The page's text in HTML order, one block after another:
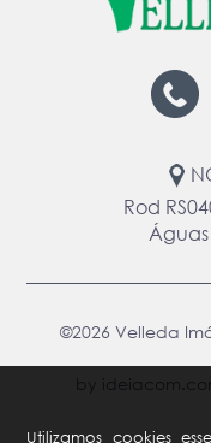
Utilizamos cookies
Rod
©2026 Velleda
by